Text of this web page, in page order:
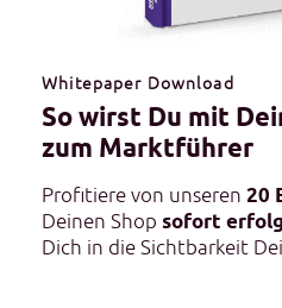
Whitepaper Download
So wirst Du mit
zum Marktführer
Profitiere von unseren20
Deinen Shopsofort
Dich in die Sichtbarkeit